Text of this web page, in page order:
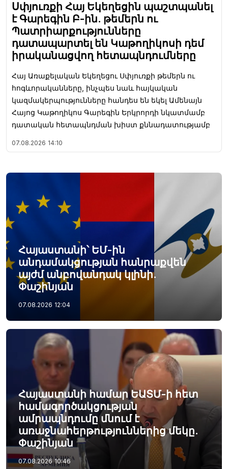
Սփյուռքի Հայ Եկեղեցին պաշտպանել
է Գարեգին Բ-ին. թեմերն ու
Պատրիարքությունները
դատապարտել են Կաթողիկոսի դեմ
իրականացվող հետապնդումները
Հայ Առաքելական Եկեղեցու Սփյուռքի թեմերն ու
հոգևորականները, ինչպես նաև հայկական
կազմակերպությունները հանդես են եկել Ամենայն
Հայոց Կաթողիկոս Գարեգին Երկրորդի նկատմամբ
դատական հետապնդման խիստ քննադատությամբ
07.08.2026 14:10
Հայաստանի՝ ԵՄ-ին
անդամակցության հանրաքվեն
այժմ անբովանդակ կլինի.
Փաշինյան
07.08.2026 12:04
Հայաստանի համար ԵԱՏՄ-ի հետ
համագործակցության
ամրապնդումը մնում է
առաջնահերթություններից մեկը.
Փաշինյան
07.08.2026 10:46